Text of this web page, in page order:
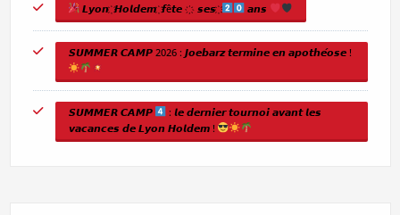
𝙇𝙮𝙤𝙣 ҉ 𝙃𝙤𝙡𝙙𝙚𝙢 ҉ 𝙛ê𝙩𝙚 ҉ 𝙨𝙚𝙨 ҉ 𝙖𝙣𝙨
𝙎𝙐𝙈𝙈𝙀𝙍 𝘾𝘼𝙈𝙋 2026 : 𝙅𝙤𝙚𝙗𝙖𝙧𝙯 𝙩𝙚𝙧𝙢𝙞𝙣𝙚 𝙚𝙣 𝙖𝙥𝙤𝙩𝙝𝙚́𝙤𝙨𝙚 !
𝙎𝙐𝙈𝙈𝙀𝙍 𝘾𝘼𝙈𝙋
: 𝙡𝙚 𝙙𝙚𝙧𝙣𝙞𝙚𝙧 𝙩𝙤𝙪𝙧𝙣𝙤𝙞 𝙖𝙫𝙖𝙣𝙩 𝙡𝙚𝙨
𝙫𝙖𝙘𝙖𝙣𝙘𝙚𝙨 𝙙𝙚 𝙇𝙮𝙤𝙣 𝙃𝙤𝙡𝙙𝙚𝙢 !